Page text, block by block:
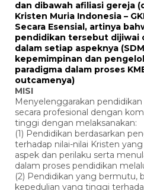
dan dibawah afiliasi gereja
Kristen Muria Indonesia –
Secara Esensial, artinya
pendidikan tersebut dijiwai
dalam setiap aspeknya
kepemimpinan dan
paradigma dalam proses
outcamenya)
MISI
Menyelenggarakan
secara profesional dengan
tinggi dengan melaksanakan:
(1) Pendidikan berdasarkan
terhadap nilai-nilai Kristen
aspek dan perilaku serta
dalam proses pendidikan
(2) Pendidikan yang bermutu,
kepedulian yang tinggi